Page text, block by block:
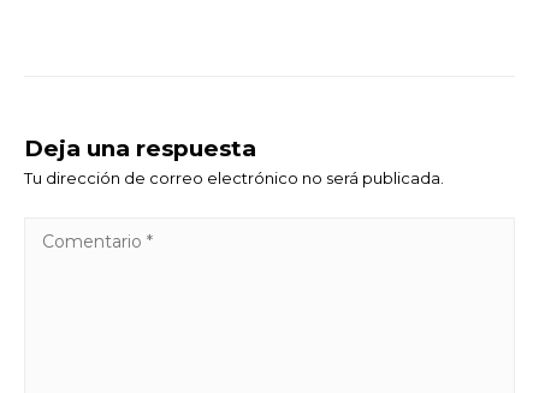
Deja una respuesta
Tu dirección de correo electrónico no será publicada.